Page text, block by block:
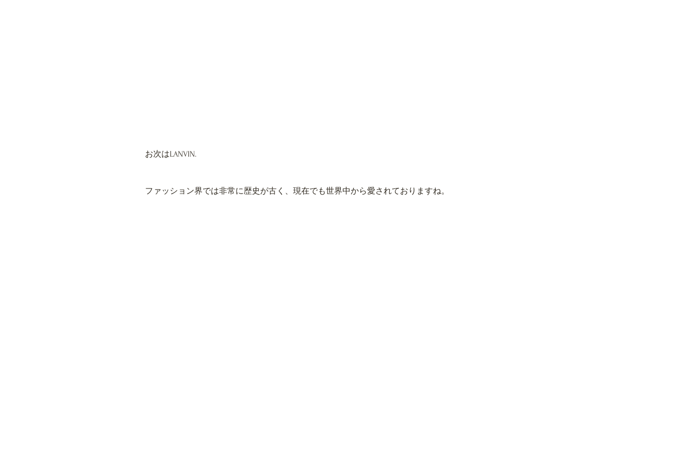
お次はLANVIN.
ファッション界では非常に歴史が古く、現在でも世界中から愛されておりますね。